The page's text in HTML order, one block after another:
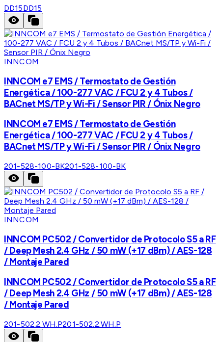
DD15DD15
INNCOM
INNCOM e7 EMS / Termostato de Gestión
Energética / 100-277 VAC / FCU 2 y 4 Tubos /
BACnet MS/TP y Wi-Fi / Sensor PIR / Ónix Negro
INNCOM e7 EMS / Termostato de Gestión
Energética / 100-277 VAC / FCU 2 y 4 Tubos /
BACnet MS/TP y Wi-Fi / Sensor PIR / Ónix Negro
201-528-100-BK201-528-100-BK
INNCOM
INNCOM PC502 / Convertidor de Protocolo S5 a RF
/ Deep Mesh 2.4 GHz / 50 mW (+17 dBm) / AES-128
/ Montaje Pared
INNCOM PC502 / Convertidor de Protocolo S5 a RF
/ Deep Mesh 2.4 GHz / 50 mW (+17 dBm) / AES-128
/ Montaje Pared
201-502.2.WH.P201-502.2.WH.P